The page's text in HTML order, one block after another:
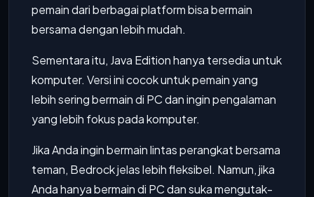
pemain dari berbagai platform bisa bermain
bersama dengan lebih mudah.
Sementara itu, Java Edition hanya tersedia untuk
komputer. Versi ini cocok untuk pemain yang
lebih sering bermain di PC dan ingin pengalaman
yang lebih fokus pada komputer.
Jika Anda ingin bermain lintas perangkat bersama
teman, Bedrock jelas lebih fleksibel. Namun, jika
Anda hanya bermain di PC dan suka mengutak-